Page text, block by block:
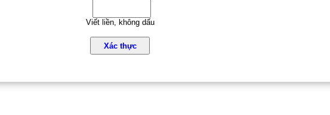
Viết liền, không dấu
Xác thực